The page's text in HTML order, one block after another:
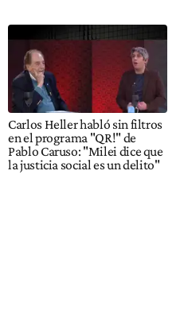
Carlos Heller habló sin filtros
en el programa "QR!" de
Pablo Caruso: "Milei dice que
la justicia social es un delito"